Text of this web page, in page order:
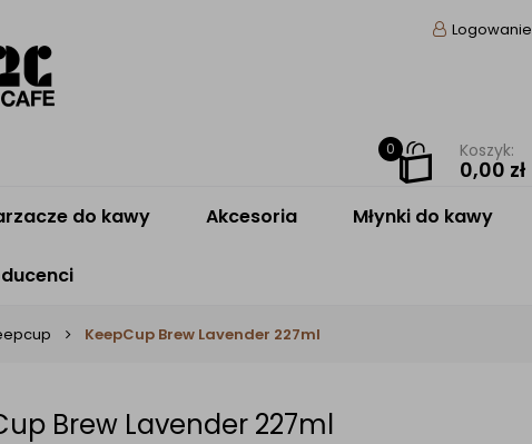
Logowanie
0 Koszyk:
0,00 zł
do kawy Akcesoria Młynki do kawy
KeepCup Brew Lavender 227ml
Brew Lavender 227ml